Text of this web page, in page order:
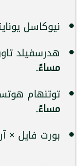
نيوكاسل
هدرسفيلد
مساءً.
توتنهام
مساءً.
بورت فايل ×